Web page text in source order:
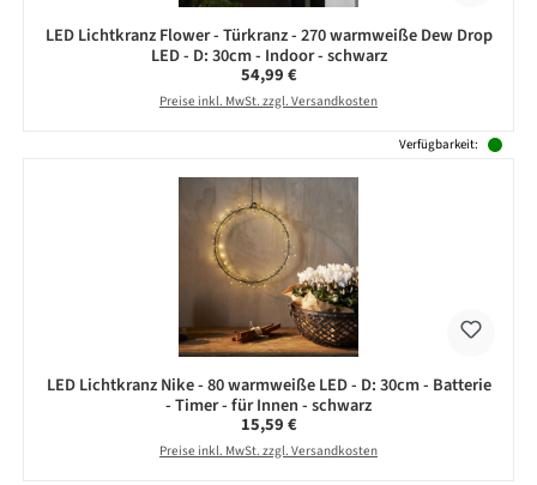
LED Lichtkranz Flower - Türkranz - 270 warmweiße Dew Drop
LED - D: 30cm - Indoor - schwarz
Regulärer Preis:
54,99 €
Preise inkl. MwSt. zzgl. Versandkosten
Verfügbarkeit:
LED Lichtkranz Nike - 80 warmweiße LED - D: 30cm - Batterie
- Timer - für Innen - schwarz
Regulärer Preis:
15,59 €
Preise inkl. MwSt. zzgl. Versandkosten